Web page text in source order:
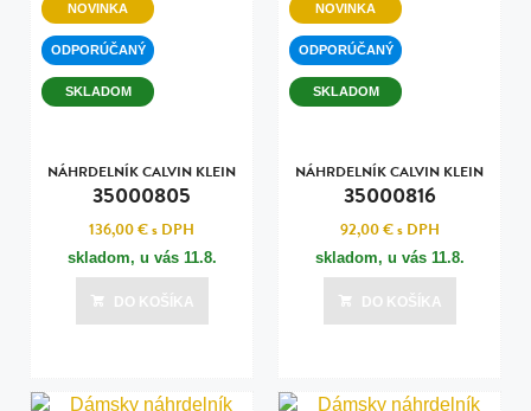
NOVINKA
ODPORÚČANÝ
SKLADOM
NÁHRDELNÍK CALVIN KLEIN
35000805
136,00 €s DPH
skladom, u vás 11.8.
DO KOŠÍKA
NOVINKA
ODPORÚČANÝ
SKLADOM
NÁHRDELNÍK CALVIN KLEIN
35000816
92,00 €s DPH
skladom, u vás 11.8.
DO KOŠÍKA